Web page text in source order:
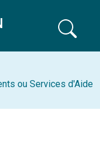
ou Services d'Aide